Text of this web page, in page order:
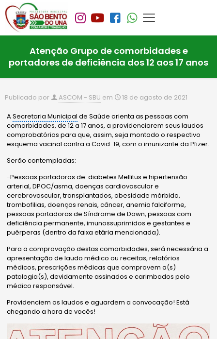
Atenção Grupo de comorbidades e
portadores de deficiência dos 12 aos 17 anos
Publicado por ASCOM - SBU em 18 de agosto de 2021
ASecretaria Municipal de Saúde orienta as pessoas com
comorbidades, de 12 a 17 anos, a providenciarem seus laudos
comprobatórios para que, assim, seja montado o respectivo
esquema vacinal contra a Covid-19, com o imunizante da Pfizer.
Serão contempladas:
-Pessoas portadoras de: diabetes Mellitus e hipertensão
arterial, DPOC/asma, doenças cardiovascular e
cerebrovascular, transplantados, obesidade mórbida,
trombofilias, doenças renais, câncer, anemia falciforme,
pessoas portadoras de Síndrome de Down, pessoas com
deficiência permanente, imunossuprimidos e gestantes e
puérperas (dentro da faixa etária mencionada).
Para a comprovação destas comorbidades, será necessária a
apresentação de laudo médico ou receitas, relatórios
médicos, prescrições médicas que comprovem a(s)
patologia(s), devidamente assinados e carimbados pelo
médico responsável.
Providenciem os laudos e aguardem a convocação! Está
chegando a hora de vocês!